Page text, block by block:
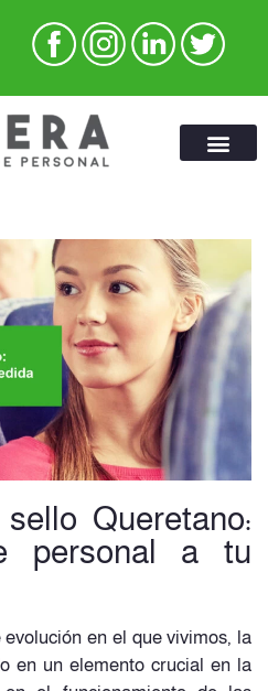
Queretano:
personal a tu
en el que vivimos, la
en un elemento crucial en la